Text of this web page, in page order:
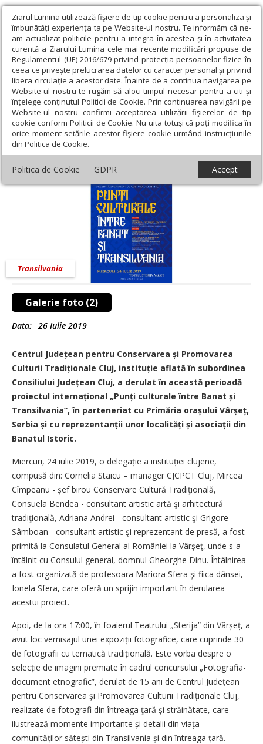
Ziarul Lumina utilizează fişiere de tip cookie pentru a personaliza și
îmbunătăți experiența ta pe Website-ul nostru. Te informăm că ne-
am actualizat politicile pentru a integra în acestea și în activitatea
curentă a Ziarului Lumina cele mai recente modificări propuse de
Regulamentul (UE) 2016/679 privind protecția persoanelor fizice în
ceea ce privește prelucrarea datelor cu caracter personal și privind
libera circulație a acestor date. Înainte de a continua navigarea pe
Website-ul nostru te rugăm să aloci timpul necesar pentru a citi și
înțelege conținutul Politicii de Cookie. Prin continuarea navigării pe
Website-ul nostru confirmi acceptarea utilizării fişierelor de tip
cookie conform Politicii de Cookie. Nu uita totuși că poți modifica în
orice moment setările acestor fişiere cookie urmând instrucțiunile
din Politica de Cookie.
Politica de Cookie GDPR Accept
Ziarul Lumina › Regionale › Transilvania › Proiectul „Punți
culturale între Banat și Transilvania”
Proiectul „Punți culturale între Banat și
Transilvania”
Galerie foto (2)
Transilvania
Data: 26 Iulie 2019
Centrul Județean pentru Conservarea și Promovarea
Culturii Tradiționale Cluj, instituție aflată în subordinea
Consiliului Județean Cluj, a derulat în această perioadă
proiectul internațional „Punți culturale între Banat și
Transilvania”, în parteneriat cu Primăria orașului Vârșeț,
Serbia și cu reprezentanții unor localități și asociații din
Banatul Istoric.
Miercuri, 24 iulie 2019, o delegație a instituției clujene,
compusă din: Cornelia Staicu – manager CJCPCT Cluj, Mircea
Cîmpeanu - şef birou Conservare Cultură Tradiţională,
Consuela Bendea - consultant artistic artă şi arhitectură
tradiţională, Adriana Andrei - consultant artistic şi Grigore
Sâmboan - consultant artistic şi reprezentant de presă, a fost
primită la Consulatul General al României la Vârşeţ, unde s-a
întâlnit cu Consulul general, domnul Gheorghe Dinu. Întâlnirea
a fost organizată de profesoara Mariora Sfera şi fiica dânsei,
Ionela Sfera, care oferă un sprijin important în derularea
acestui proiect.
Apoi, de la ora 17:00, în foaierul Teatrului „Sterija” din Vârșeț, a
avut loc vernisajul unei expoziții fotografice, care cuprinde 30
de fotografii cu tematică tradițională. Este vorba despre o
selecție de imagini premiate în cadrul concursului „Fotografia-
document etnografic”, derulat de 15 ani de Centrul Județean
pentru Conservarea și Promovarea Culturii Tra­diționale Cluj,
realizate de fotografi din întreaga ţară și străinătate, care
ilustrează momente importante și detalii din viața
comunităților sătești din Transilvania și din întreaga țară.